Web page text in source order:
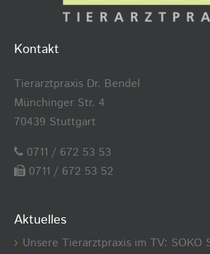
Kontakt
Tierarztpraxis Dr. Bendel
Münchinger Str. 4
70439 Stuttgart
0711 / 672 53 53
0711 / 672 53 52
Aktuelles
Unsere Tierarztpraxis im TV: SOKO